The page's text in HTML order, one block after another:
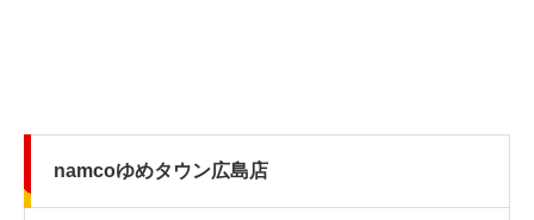
namcoゆめタウン広島店